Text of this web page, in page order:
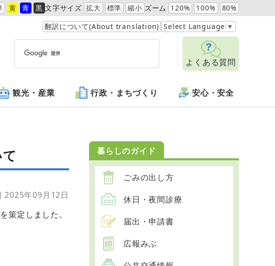
黄 青 黒 文字サイズ 拡大 標準 縮小 ズーム 120% 100%
80%
翻訳について(About translation) Select Language ▼
よくある質問
観光・産業 行政・まちづくり 安心・安全
2025年09月12日
策定しました。
暮らしのガイド
ごみの出し方
休日・夜間診療
届出・申請書
広報みぶ